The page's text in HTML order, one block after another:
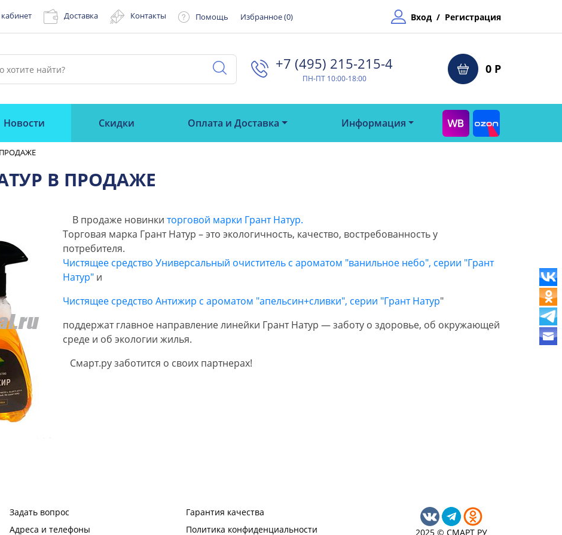
Доставка Контакты Помощь Избранное (0) Вход / Регистрация
+7 (495) 215-215-4⁠
ПН-ПТ 10:00-18:00
0 Р
Новости Скидки Оплата и Доставка Информация
В ПРОДАЖЕ
В продаже новинки торговой марки Грант Натур.
Торговая марка Грант Натур – это экологичность, качество, востребованность у
потребителя.
Чистящее средство Универсальный очиститель с ароматом "ванильное небо", серии "Грант
Натур" и
Чистящее средство Антижир с ароматом "апельсин+сливки", серии "Грант Натур"
поддержат главное направление линейки Грант Натур — заботу о здоровье, об окружающей
среде и об экологии жилья.
Смарт.ру заботится о своих партнерах!
Задать вопрос
Адреса и телефоны
Гарантия качества
Политика конфиденциальности
2025 © СМАРТ РУ